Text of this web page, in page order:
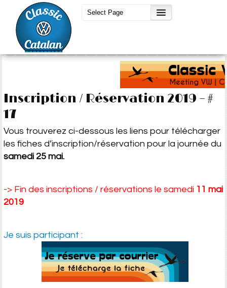
Inscription / Réservation 2019 – #
17
Vous trouverez ci-dessous les liens pour télécharger
les fiches d’inscription/réservation pour la journée du
samedi 25 mai.
-> Fin des inscriptions / réservations le samedi 11 mai
2019
Je suis participant :